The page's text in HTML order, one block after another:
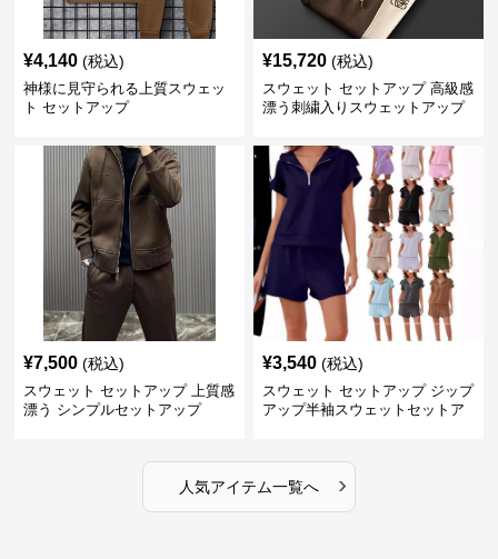
¥4,140 (税込)
神様に見守られる上質スウェッ
ト セットアップ
¥15,720 (税込)
スウェット セットアップ 高級感
漂う刺繍入りスウェットアップ
¥7,500 (税込)
スウェット セットアップ 上質感
漂う シンプルセットアップ
¥3,540 (税込)
スウェット セットアップ ジップ
アップ半袖スウェットセットア
人気アイテム一覧へ ›